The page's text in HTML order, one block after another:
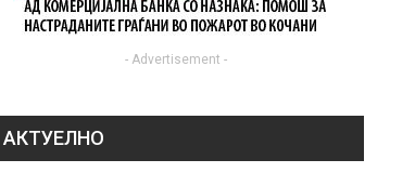
- Advertisement -
АКТУЕЛНО